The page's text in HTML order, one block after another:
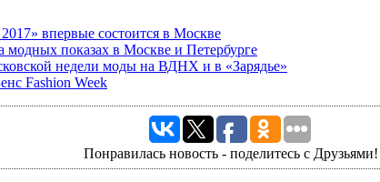
впервые состоится в Москве
модных показах в Москве и Петербурге
недели моды на ВДНХ и в «Зарядье»
Fashion Week
Понравилась новость - поделитесь с Друзьями!